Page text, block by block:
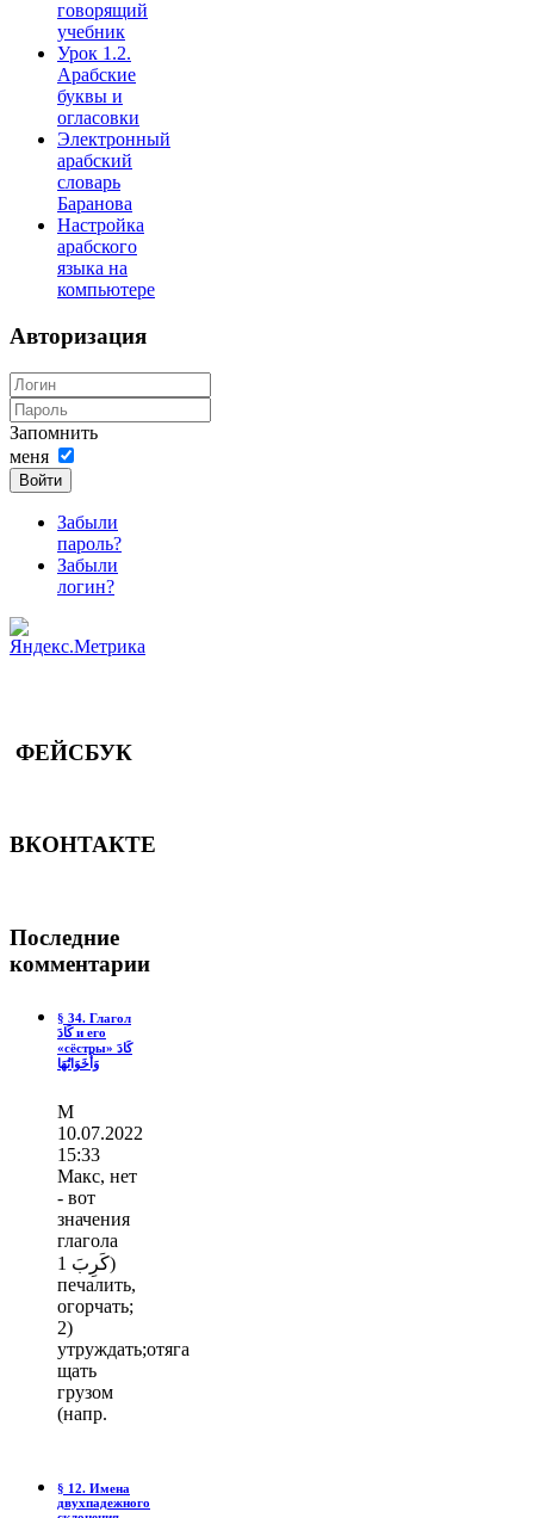
говорящий
учебник
Урок 1.2.
Арабские
буквы и
огласовки
Электронный
арабский
словарь
Баранова
Настройка
арабского
языка на
компьютере
Авторизация
Запомнить
меня
Войти
Забыли
пароль?
Забыли
логин?
ФЕЙСБУК
ВКОНТАКТЕ
Последние
комментарии
§ 34. Глагол
كَادَ и его
«сёстры» كَادَ
وَأَخَوَاتُهَا
М
10.07.2022
15:33
Макс, нет
- вот
значения
глагола
كَرِبَ 1)
печалить,
огорчать;
2)
утруждать;отяга
щать
грузом
(напр.
§ 12. Имена
двухпадежного